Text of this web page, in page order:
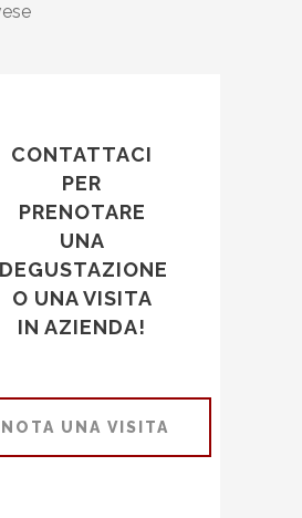
CONTATTACI
PER
PRENOTARE
UNA
DEGUSTAZIONE
O UNA VISITA
IN AZIENDA!
UNA VISITA